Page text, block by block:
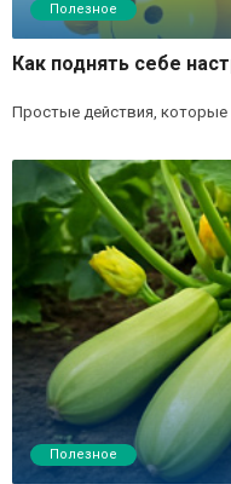
Полезное
Как поднять себе
Простые действия, которые
Полезное